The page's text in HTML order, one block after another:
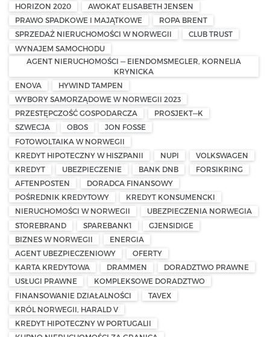
HORIZON 2020
AWOKAT ELISABETH JENSEN
PRAWO SPADKOWE I MAJĄTKOWE
ROPA BRENT
SPRZEDAŻ NIERUCHOMOŚCI W NORWEGII
CLUB TRUST
WYNAJEM SAMOCHODU
AGENT NIERUCHOMOŚCI — EIENDOMSMEGLER, KORNELIA
KRYNICKA
ENOVA
HYWIND TAMPEN
WYBORY SAMORZĄDOWE W NORWEGII 2023
PRZESTĘPCZOŚĆ GOSPODARCZA
PROSJEKT—K
SZWECJA
OBOS
JON FOSSE
FOTOWOLTAIKA W NORWEGII
KREDYT HIPOTECZNY W HISZPANII
NUPI
VOLKSWAGEN
KREDYT
UBEZPIECZENIE BANK DNB
FORSIKRING
AFTENPOSTEN
DORADCA FINANSOWY
POŚREDNIK KREDYTOWY
KREDYT KONSUMENCKI
NIERUCHOMOŚCI W NORWEGII
UBEZPIECZENIA NORWEGIA
STOREBRAND
SPAREBANK1
GJENSIDIGE
BIZNES W NORWEGII
ENERGIA
AGENT UBEZPIECZENIOWY
OFERTY
KARTA KREDYTOWA
DRAMMEN
DORADZTWO PRAWNE
USŁUGI PRAWNE
KOMPLEKSOWE DORADZTWO
FINANSOWANIE DZIAŁALNOŚCI
TAVEX
KRÓL NORWEGII, HARALD V
KREDYT HIPOTECZNY W PORTUGALII